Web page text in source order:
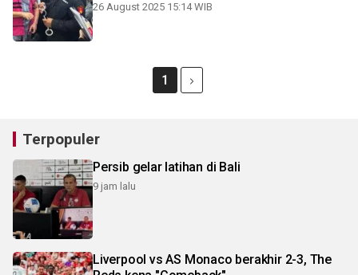
26 August 2025 15:14 WIB
1
Terpopuler
Persib gelar latihan di Bali
9 jam lalu
Liverpool vs AS Monaco berakhir 2-3, The